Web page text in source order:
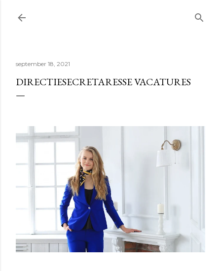
september 18, 2021
DIRECTIESECRETARESSE VACATURES